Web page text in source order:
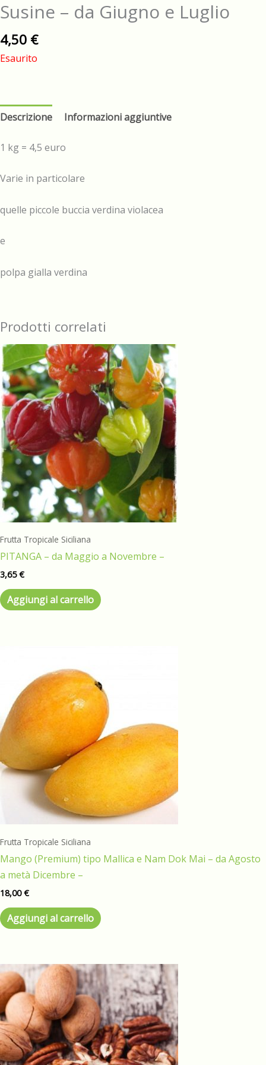
Susine – da Giugno e Luglio
4,50 €
Esaurito
Descrizione Informazioni aggiuntive
1 kg = 4,5 euro
Varie in particolare
quelle piccole buccia verdina violacea
e
polpa gialla verdina
Prodotti correlati
Frutta Tropicale Siciliana
PITANGA – da Maggio a Novembre –
3,65€
Aggiungi al carrello
Frutta Tropicale Siciliana
Mango (Premium) tipo Mallica e Nam Dok Mai – da Agosto
a metà Dicembre –
18,00€
Aggiungi al carrello